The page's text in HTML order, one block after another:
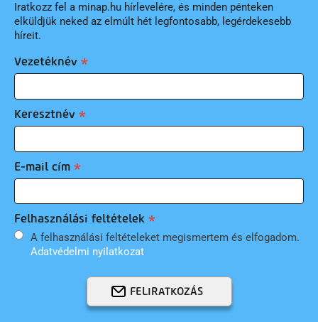
Iratkozz fel a minap.hu hírlevelére, és minden pénteken
elküldjük neked az elmúlt hét legfontosabb, legérdekesebb
híreit.
Vezetéknév
Keresztnév
E-mail cím
Felhasználási feltételek
A felhasználási feltételeket megismertem és elfogadom.
Adatvédelmi nyilatkozat
FELIRATKOZÁS